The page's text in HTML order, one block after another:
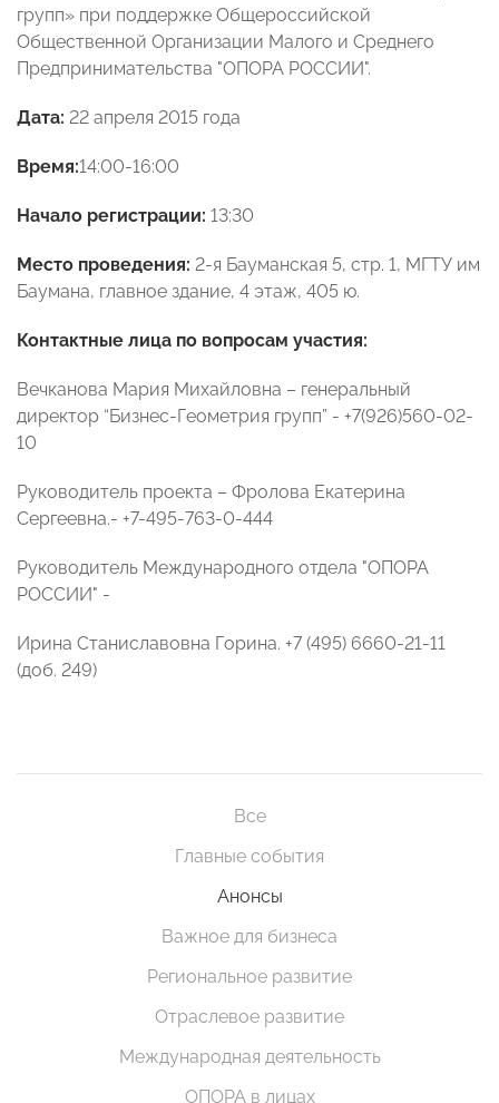
групп» при поддержке Общероссийской
Общественной Организации Малого и Среднего
Предпринимательства "ОПОРА РОССИИ".
Дата: 22 апреля 2015 года
Время:14:00-16:00
Начало регистрации: 13:30
Место проведения: 2-я Бауманская 5, стр. 1, МГТУ им
Баумана, главное здание, 4 этаж, 405 ю.
Контактные лица по вопросам участия:
Вечканова Мария Михайловна – генеральный
директор “Бизнес-Геометрия групп” - +7(926)560-02-
10
Руководитель проекта – Фролова Екатерина
Сергеевна.- +7-495-763-0-444
Руководитель Международного отдела "ОПОРА
РОССИИ" -
Ирина Станиславовна Горина. +7 (495) 6660-21-11
(доб. 249)
Все
Главные события
Анонсы
Важное для бизнеса
Региональное развитие
Отраслевое развитие
Международная деятельность
ОПОРА в лицах